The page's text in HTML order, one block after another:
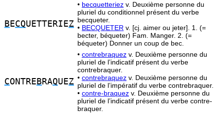
B ECQUETTERIEZ
• becquetteriez v. Deuxième personne du
pluriel du conditionnel présent du verbe
becqueter.
• BECQUETER v. [cj. aimer ou jeter]. 1. (=
becter, béqueter) Fam. Manger. 2. (=
béqueter) Donner un coup de bec.
CONTRE B RAQUEZ
• contrebraquez v. Deuxième personne du
pluriel de l’indicatif présent du verbe
contrebraquer.
• contrebraquez v. Deuxième personne du
pluriel de l’impératif du verbe contrebraquer.
• contre-braquez v. Deuxième personne du
pluriel de l’indicatif présent du verbe contre-
braquer.